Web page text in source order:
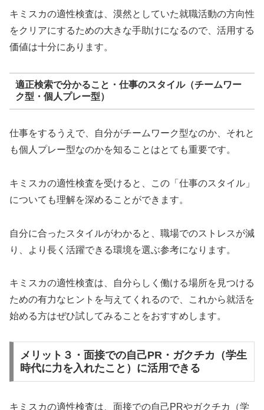
キミスカの適性検査は、漠然としていた就職活動の方向性
をクリアにするための大きな手助けになるので、活用する
価値は十分にあります。
適正検索で分かること・仕事のスタイル（チームワー
ク型・個人プレー型）
仕事をするうえで、自分がチームワーク型なのか、それと
も個人プレー型なのかを知ることはとても重要です。
キミスカの適性検査を受けると、この「仕事のスタイル」
についても理解を深めることができます。
自分に合ったスタイルがわかると、職場でのストレスが減
り、より長く活躍できる環境を選ぶ参考になります。
キミスカの適性検査は、自分らしく働ける場所を見つける
ための有力なヒントを与えてくれるので、これから就活を
始める方はぜひ試してみることをおすすめします。
メリット３・面接での自己PR・ガクチカ（学生
時代に力を入れたこと）に活用できる
キミスカの適性検査は、面接での自己PRやガクチカ（学